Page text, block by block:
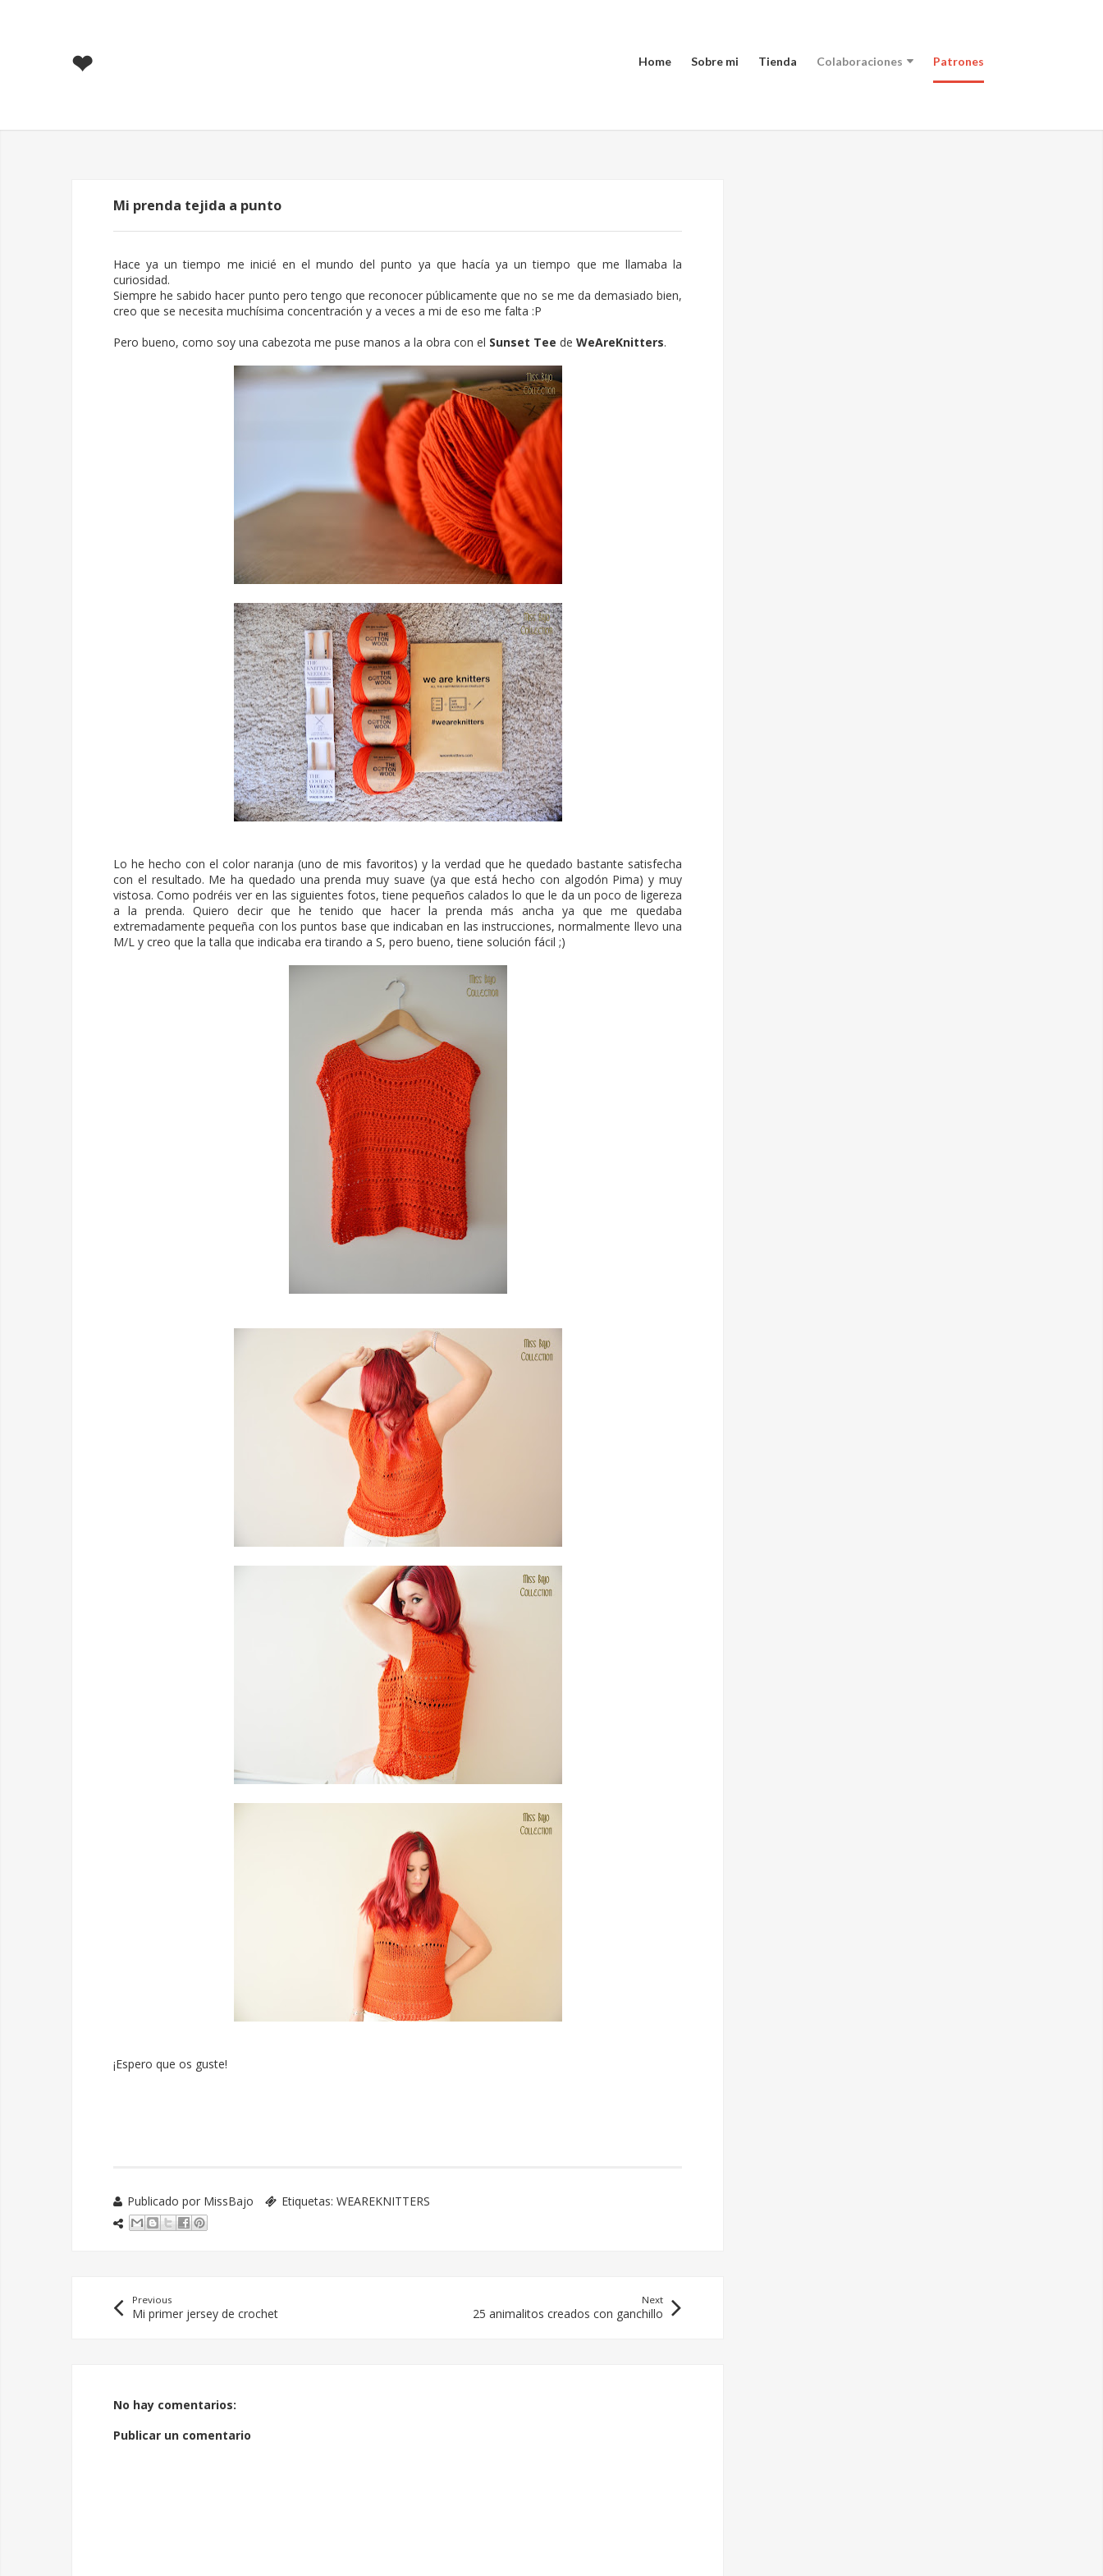
❤ Home Sobre mi Tienda Colaboraciones Patrones
Mi prenda tejida a punto
Hace ya un tiempo me inicié en el mundo del punto ya que hacía ya un tiempo que me llamaba la
curiosidad.
Siempre he sabido hacer punto pero tengo que reconocer públicamente que no se me da demasiado bien,
creo que se necesita muchísima concentración y a veces a mi de eso me falta :P
Pero bueno, como soy una cabezota me puse manos a la obra con el Sunset Tee de WeAreKnitters.
Lo he hecho con el color naranja (uno de mis favoritos) y la verdad que he quedado bastante satisfecha
con el resultado. Me ha quedado una prenda muy suave (ya que está hecho con algodón Pima) y muy
vistosa. Como podréis ver en las siguientes fotos, tiene pequeños calados lo que le da un poco de ligereza
a la prenda. Quiero decir que he tenido que hacer la prenda más ancha ya que me quedaba
extremadamente pequeña con los puntos base que indicaban en las instrucciones, normalmente llevo una
M/L y creo que la talla que indicaba era tirando a S, pero bueno, tiene solución fácil ;)
¡Espero que os guste!
Publicado por MissBajo Etiquetas: WEAREKNITTERS
Previous
Mi primer jersey de crochet
Next
25 animalitos creados con ganchillo
No hay comentarios:
Publicar un comentario